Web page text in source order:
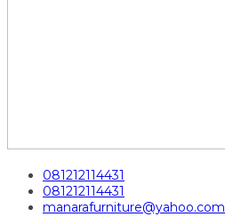
081212114431
081212114431
manarafurniture@yahoo.com